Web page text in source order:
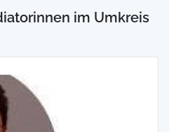
im Umkreis